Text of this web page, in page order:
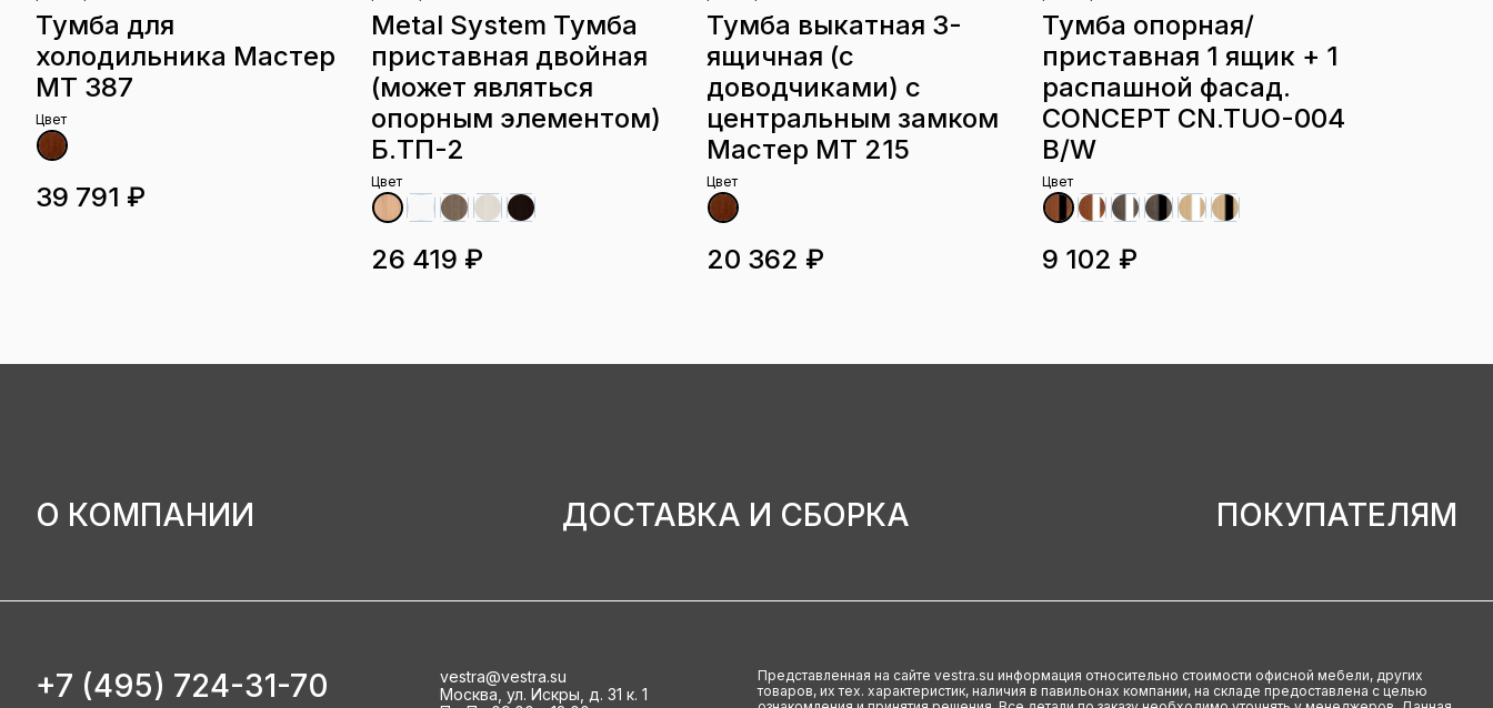
Тумба для
холодильника Мастер
МТ 387
Цвет
39 791 ₽
Metal System Тумба
приставная двойная
(может являться
опорным элементом)
Б.ТП-2
Цвет
26 419 ₽
Тумба выкатная 3-
ящичная (c
доводчиками) с
центральным замком
Мастер МТ 215
Цвет
20 362 ₽
Тумба опорная/
приставная 1 ящик + 1
распашной фасад.
CONCEPT CN.TUO-004
B/W
Цвет
9 102 ₽
О КОМПАНИИ ДОСТАВКА И СБОРКА ПОКУПАТЕЛЯМ
+7 (495) 724-31-70
vestra@vestra.su
Москва, ул. Искры, д. 31 к. 1
Представленная на сайте vestra.su информация относительно стоимости офисной мебели, других
товаров, их тех. характеристик, наличия в павильонах компании, на складе предоставлена с целью